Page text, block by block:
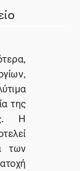
της
Η
των